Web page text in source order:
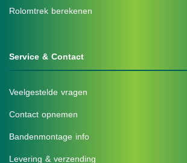
Rolomtrek berekenen
Service & Contact
Veelgestelde vragen
Contact opnemen
Bandenmontage info
Levering & verzending